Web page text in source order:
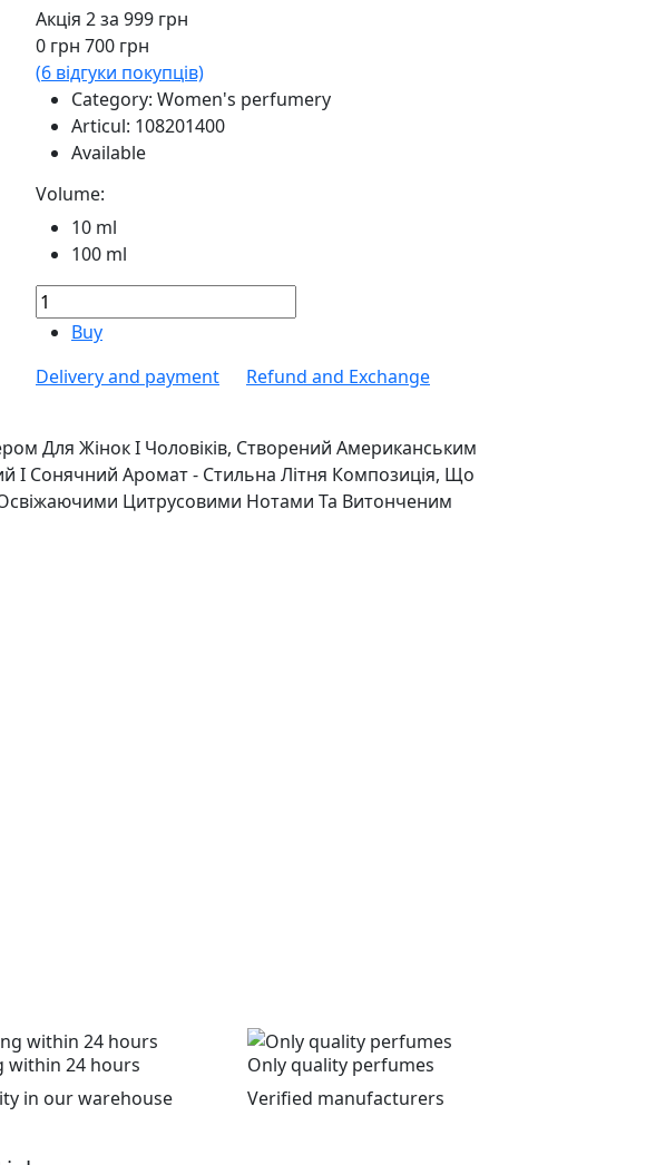
Акція 2 за 999 грн
0 грн 700 грн
(6 відгуки покупців)
Category: Women's perfumery
Articul: 108201400
Available
Volume:
10 ml
100 ml
Buy
Delivery and payment
Refund and Exchange
Для Жінок І Чоловіків, Створений Американським
Сонячний Аромат - Стильна Літня Композиція, Що
Освіжаючими Цитрусовими Нотами Та Витонченим
within 24 hours
in our warehouse
Only quality perfumes
Verified manufacturers